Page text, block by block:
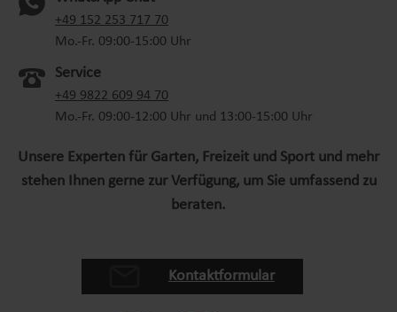
+49 152 253 717 70
Mo.-Fr. 09:00-15:00 Uhr
Service
+49 9822 609 94 70
Mo.-Fr. 09:00-12:00 Uhr und 13:00-15:00 Uhr
Unsere Experten für Garten, Freizeit und Sport und mehr
stehen Ihnen gerne zur Verfügung, um Sie umfassend zu
beraten.
Kontaktformular